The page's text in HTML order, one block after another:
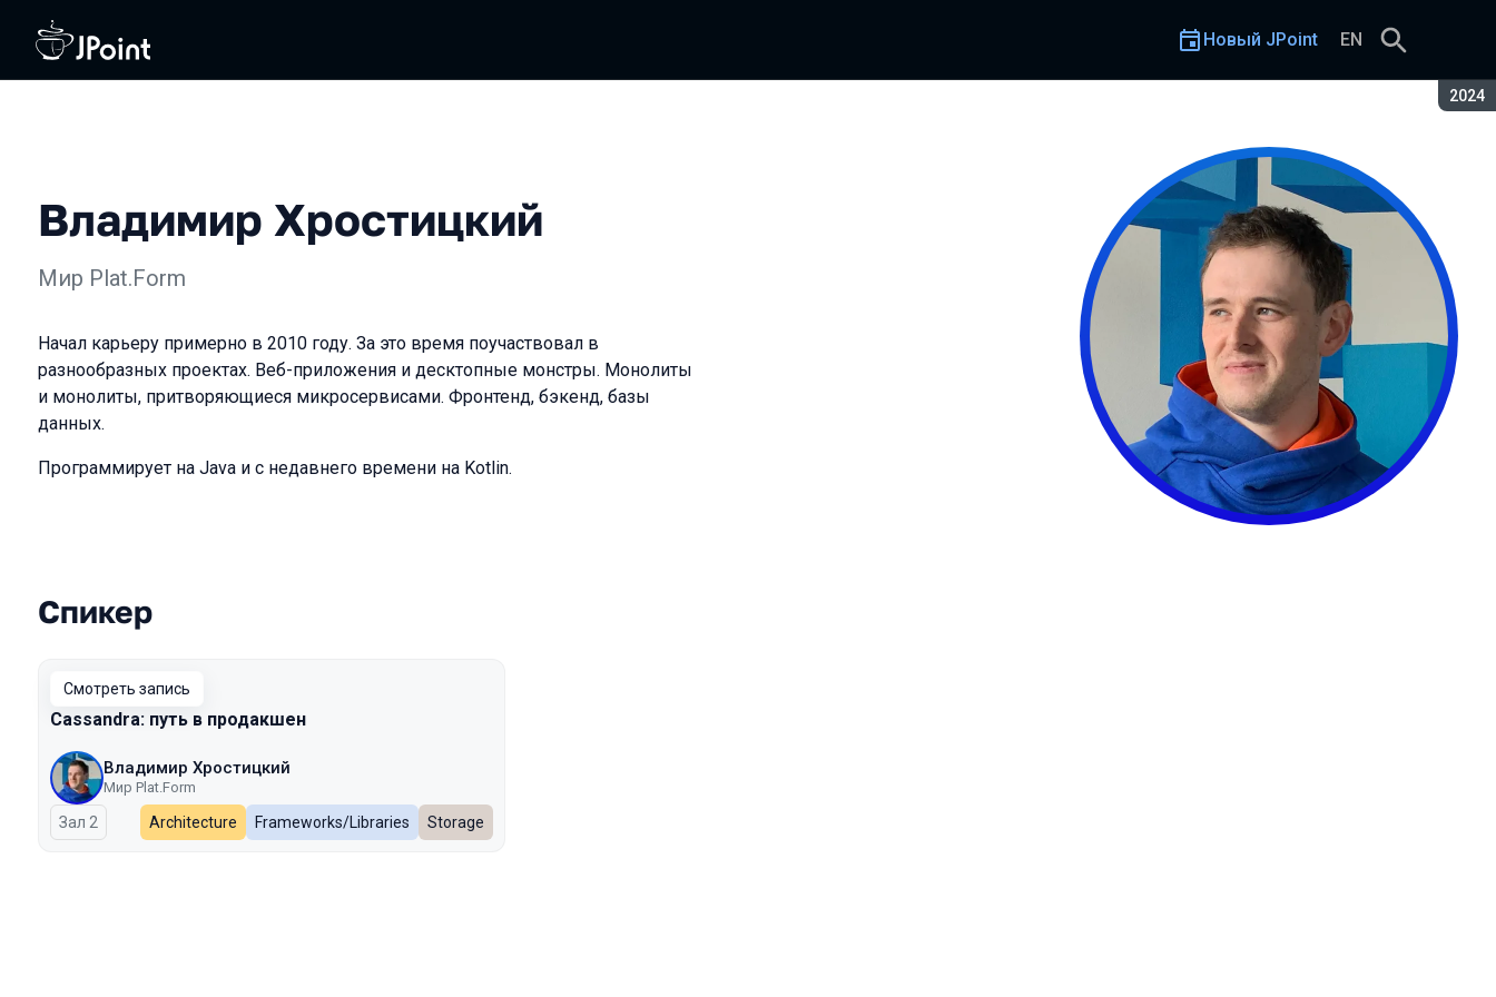
2024
Новый JPoint EN
Владимир Хростицкий
Мир Plat.Form
Начал карьеру примерно в 2010 году. За это время поучаствовал в
разнообразных проектах. Веб-приложения и десктопные монстры. Монолиты
и монолиты, притворяющиеся микросервисами. Фронтенд, бэкенд, базы
данных.
Программирует на Java и с недавнего времени на Kotlin.
Выступления в сезоне 2024
Спикер
Смотреть запись
Cassandra: путь в продакшен
Владимир Хростицкий
Мир Plat.Form
Зал 2 Architecture Frameworks/Libraries Storage